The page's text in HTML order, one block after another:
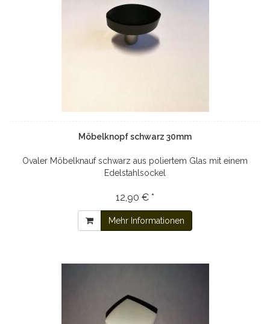
Möbelknopf schwarz 30mm
Ovaler Möbelknauf schwarz aus poliertem Glas mit einem
Edelstahlsockel
12,90 € *
Mehr Informationen